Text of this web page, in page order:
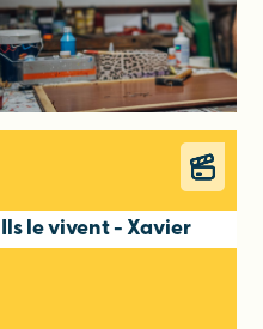
Ils le vivent - Xavier